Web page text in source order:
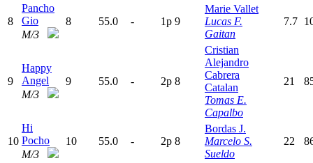
8
Pancho
Gio
M/3
8 55.0 - 1p 9
Marie Vallet
Lucas F.
Gaitan
7.7
9
Happy
Angel
M/3
9 55.0 - 2p 8
Cristian
Alejandro
Cabrera
Catalan
Tomas E.
Capalbo
21
10
Hi
Pocho
M/3
10 55.0 - 2p 8
Bordas J.
Marcelo S.
Sueldo
22